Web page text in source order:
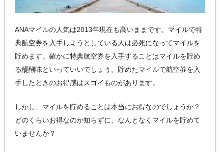
ANAマイルの人気は2013年現在も高いままです。マイルで特
典航空券を入手しようとしている人は必死になってマイルを
貯めます。確かに特典航空券を入手することはマイルを貯め
る醍醐味といっていいでしょう。貯めたマイルで航空券を入
手したときのお得感はスゴイものがあります。
しかし、マイルを貯めることは本当にお得なのでしょうか？
どのくらいお得なのか知らずに、なんとなくマイルを貯めて
いませんか？